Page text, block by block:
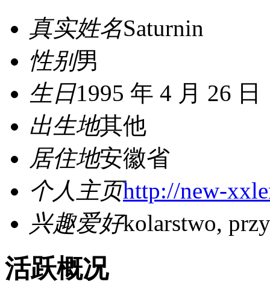
真实姓名Saturnin
性别男
生日1995 年 4 月 26 日
出生地其他
居住地安徽省
个人主页http://new-
兴趣爱好kolarstwo,
活跃概况